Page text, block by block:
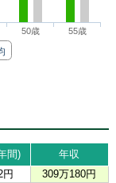
50歳 55歳
間)
年収
円
309万180円